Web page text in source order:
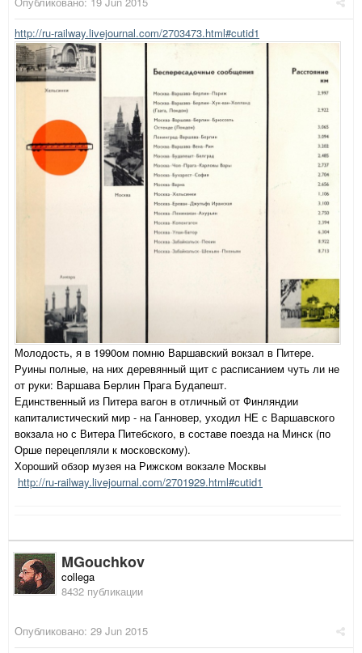
http://ru-railway.livejournal.com/2703473.html#cutid1
Молодость, я в 1990ом помню Варшавский вокзал в Питере.
Руины полные, на них деревянный щит с расписанием чуть ли не
от руки: Варшава Берлин Прага Будапешт.
Единственный из Питера вагон в отличный от Финляндии
капиталистический мир - на Ганновер, уходил НЕ с Варшавского
вокзала но с Витера Питебского, в составе поезда на Минск (по
Орше перецепляли к московскому).
Хороший обзор музея на Рижском вокзале Москвы
http://ru-railway.livejournal.com/2701929.html#cutid1
MGouchkov
collega
8432 публикации
Опубликовано: 29 Jun 2015